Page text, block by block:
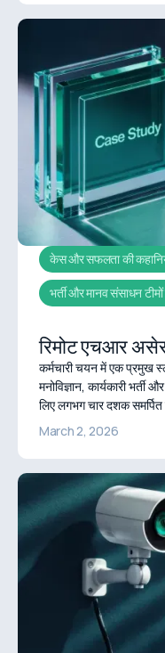
केस और सफलता की
भर्ती और मानव संसाधन
रिमोट एचआर
कर्मचारी चयन में एक प्रमुख
मनोविज्ञान, कार्यकारी
लिए लगभग चार दशक
March 2, 2026